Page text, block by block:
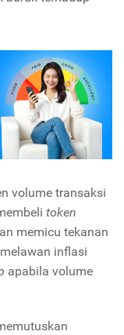
volume transaksi
token
memicu tekanan
inflasi
apabila volume